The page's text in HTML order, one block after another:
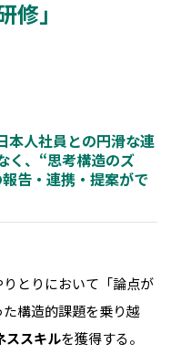
修」
本人社員との円滑な連
く、“思考構造のズ
告・連携・提案がで
とりにおいて「論点が
構造的課題を乗り越
ススキルを獲得する。